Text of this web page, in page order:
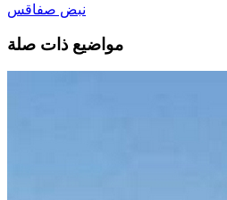
نبض صفاقس
مواضيع ذات صلة